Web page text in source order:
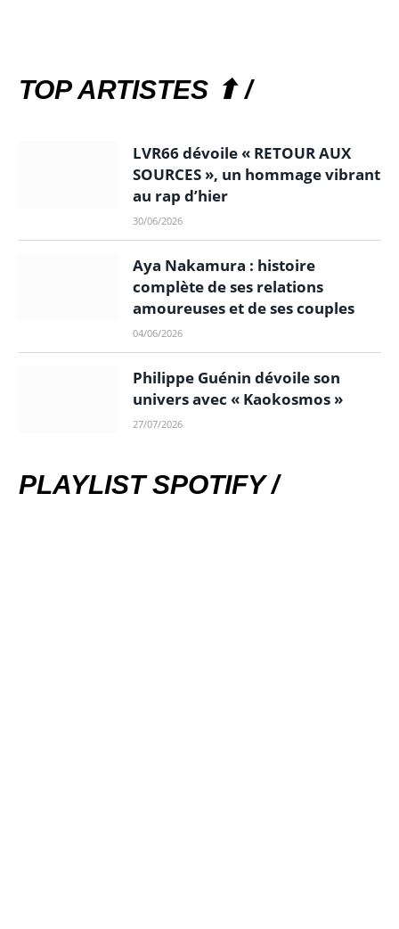
TOP ARTISTES ⬆ /
LVR66 dévoile « RETOUR AUX
SOURCES », un hommage vibrant
au rap d’hier
30/06/2026
Aya Nakamura : histoire
complète de ses relations
amoureuses et de ses couples
04/06/2026
Philippe Guénin dévoile son
univers avec « Kaokosmos »
27/07/2026
PLAYLIST SPOTIFY /